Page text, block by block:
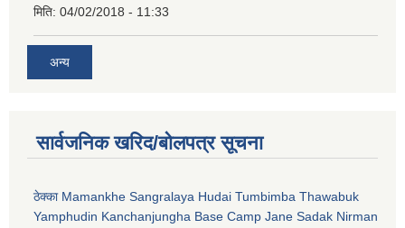
मिति: 04/02/2018 - 11:33
अन्य
सार्वजनिक खरिद/बोलपत्र सूचना
ठेक्का Mamankhe Sangralaya Hudai Tumbimba Thawabuk
Yamphudin Kanchanjungha Base Camp Jane Sadak Nirman